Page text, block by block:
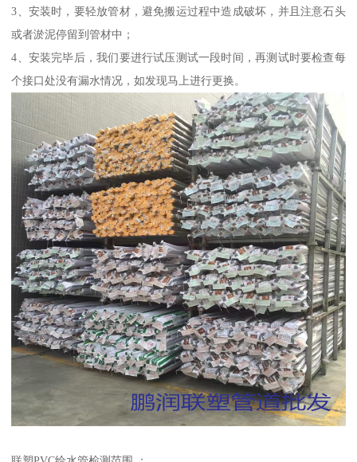
3、安装时，要轻放管材，避免搬运过程中造成破坏，并且注意石头
或者淤泥停留到管材中；
4、安装完毕后，我们要进行试压测试一段时间，再测试时要检查每
个接口处没有漏水情况，如发现马上进行更换。